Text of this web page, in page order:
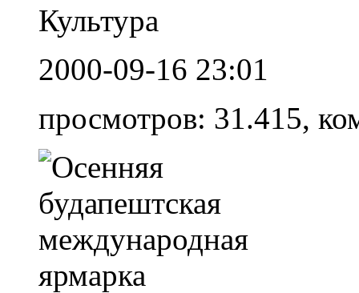
Культура
2000-09-16 23:01
просмотров: 31.415,